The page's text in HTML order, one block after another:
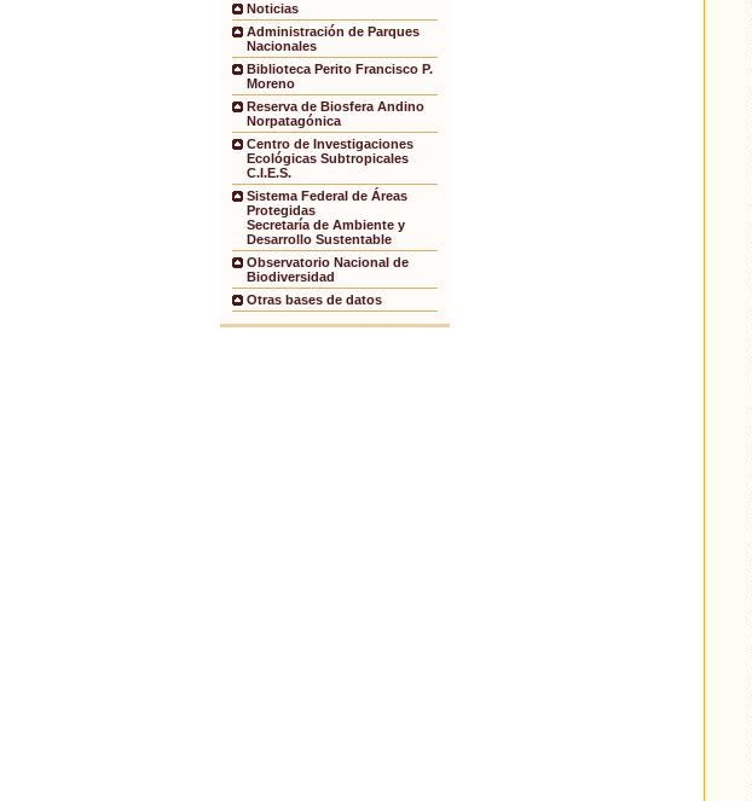
Noticias
Administración de Parques
Nacionales
Biblioteca Perito Francisco P.
Moreno
Reserva de Biosfera Andino
Norpatagónica
Centro de Investigaciones
Ecológicas Subtropicales
C.I.E.S.
Sistema Federal de Áreas
Protegidas
Secretaría de Ambiente y
Desarrollo Sustentable
Observatorio Nacional de
Biodiversidad
Otras bases de datos